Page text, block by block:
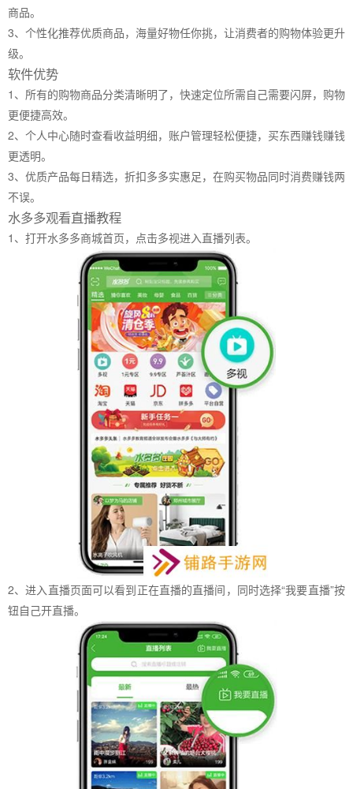
商品。
3、个性化推荐优质商品，海量好物任你挑，让消费者的购物体验更升
级。
软件优势
1、所有的购物商品分类清晰明了，快速定位所需自己需要闪屏，购物
更便捷高效。
2、个人中心随时查看收益明细，账户管理轻松便捷，买东西赚钱赚钱
更透明。
3、优质产品每日精选，折扣多多实惠足，在购买物品同时消费赚钱两
不误。
水多多观看直播教程
1、打开水多多商城首页，点击多视进入直播列表。
2、进入直播页面可以看到正在直播的直播间，同时选择“我要直播”按
钮自己开直播。